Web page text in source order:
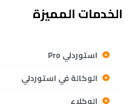
الخدمات المميزة
استوردلي Pro
الوكالة في استوردلي
الوكلاء